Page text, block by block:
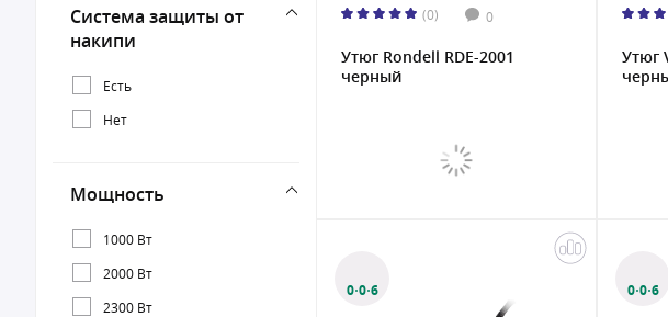
Система защиты от
накипи
Есть
Нет
Мощность
1000 Вт
2000 Вт
2300 Вт
(0) 0
Утюг Rondell RDE-2001
черный
Утюг
0·0·6 0·0·6